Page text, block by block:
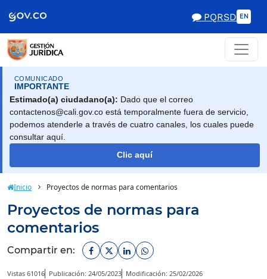
de Gobierno
PQRSD EN
COMUNICADO
IMPORTANTE
Estimado(a) ciudadano(a): Dado que el correo
contactenos@cali.gov.co está temporalmente fuera de servicio,
podemos atenderle a través de cuatro canales, los cuales puede
consultar aquí.
Clic aquí
Inicio Proyectos de normas para comentarios
Proyectos de normas para
comentarios
Compartir en: Facebook
TwitterLinkedinWhatsapp
Vistas 61016 Publicación: 24/05/2023 Modificación: 25/02/2026